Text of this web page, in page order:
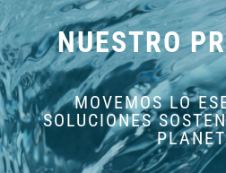
NUESTRO
MOVEMOS LO
SOLUCIONES